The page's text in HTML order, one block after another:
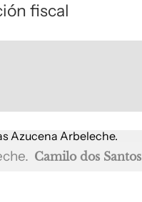
fiscal
Camilo dos Santos